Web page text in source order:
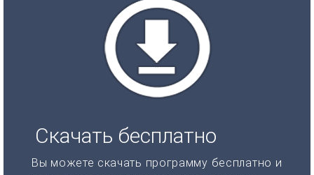
Скачать бесплатно
Вы можете скачать программу бесплатно и